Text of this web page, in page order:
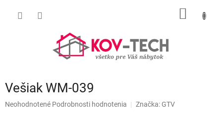
Vešiak WM-039
Priemerné
Neohodnotené Podrobnosti hodnotenia Značka: GTV